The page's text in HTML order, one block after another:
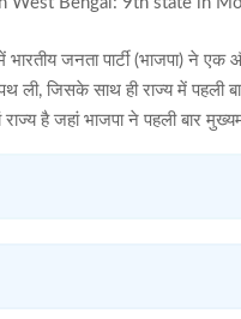
भारतीय जनता पार्टी (भाजपा) ने
ली, जिसके साथ ही राज्य में पहली
है जहां भाजपा ने पहली बार